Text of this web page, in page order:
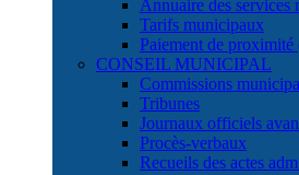
Annuaire des services
Tarifs municipaux
Paiement de proximité
CONSEIL MUNICIPAL
Commissions
Tribunes
Journaux officiels
Procès-verbaux
Recueils des actes